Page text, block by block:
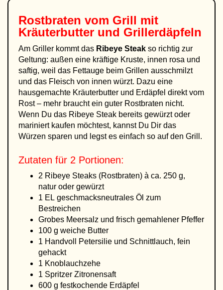
Rostbraten vom Grill mit
Kräuterbutter und Grillerdäpfeln
Am Griller kommt das Ribeye Steak so richtig zur
Geltung: außen eine kräftige Kruste, innen rosa und
saftig, weil das Fettauge beim Grillen ausschmilzt
und das Fleisch von innen würzt. Dazu eine
hausgemachte Kräuterbutter und Erdäpfel direkt vom
Rost – mehr braucht ein guter Rostbraten nicht.
Wenn Du das Ribeye Steak bereits gewürzt oder
mariniert kaufen möchtest, kannst Du Dir das
Würzen sparen und legst es einfach so auf den Grill.
Zutaten für 2 Portionen:
2 Ribeye Steaks (Rostbraten) à ca. 250 g,
natur oder gewürzt
1 EL geschmacksneutrales Öl zum
Bestreichen
Grobes Meersalz und frisch gemahlener Pfeffer
100 g weiche Butter
1 Handvoll Petersilie und Schnittlauch, fein
gehackt
1 Knoblauchzehe
1 Spritzer Zitronensaft
600 g festkochende Erdäpfel